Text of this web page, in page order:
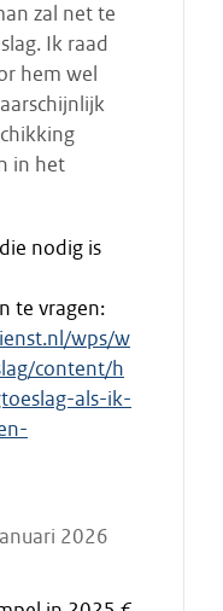
zal net te
Ik raad
hem wel
in het
nodig is
te vragen:
wps/w
content/h
als-ik-
2026